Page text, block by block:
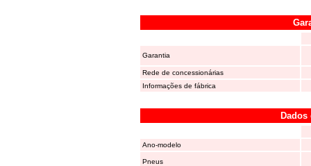
Garantia
Rede de concessionárias
Informações de fábrica
Ano-modelo
Pneus